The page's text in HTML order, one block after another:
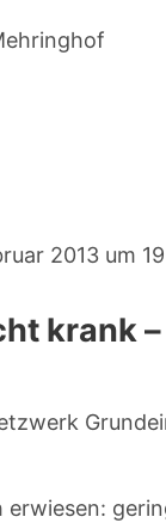
2013 um
krank
erwiesen: